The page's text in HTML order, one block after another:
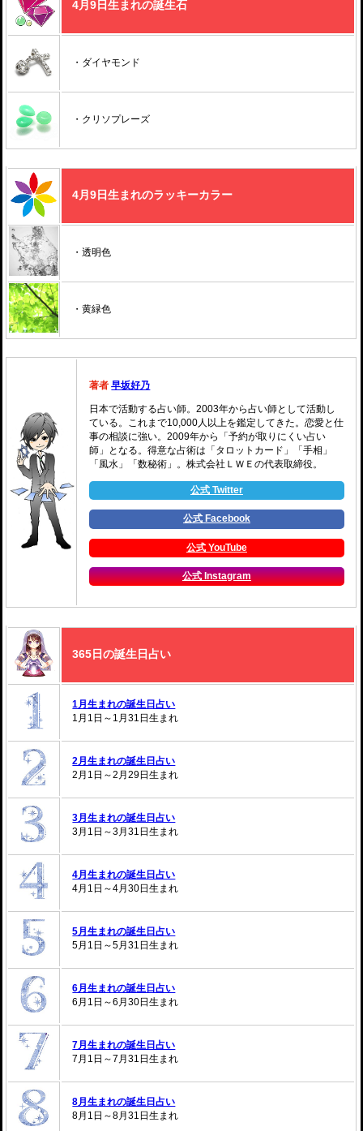
4月9日生まれの誕生石
・ダイヤモンド
・クリソプレーズ
4月9日生まれのラッキーカラー
・透明色
・黄緑色
著者 早坂好乃
日本で活動する占い師。2003年から占い師として活動し
ている。これまで10,000人以上を鑑定してきた。恋愛と仕
事の相談に強い。2009年から「予約が取りにくい占い
師」となる。得意な占術は「タロットカード」「手相」
「風水」「数秘術」。株式会社ＬＷＥの代表取締役。
公式 Twitter
公式 Facebook
公式 YouTube
公式 Instagram
365日の誕生日占い
1月生まれの誕生日占い
1月1日～1月31日生まれ
2月生まれの誕生日占い
2月1日～2月29日生まれ
3月生まれの誕生日占い
3月1日～3月31日生まれ
4月生まれの誕生日占い
4月1日～4月30日生まれ
5月生まれの誕生日占い
5月1日～5月31日生まれ
6月生まれの誕生日占い
6月1日～6月30日生まれ
7月生まれの誕生日占い
7月1日～7月31日生まれ
8月生まれの誕生日占い
8月1日～8月31日生まれ